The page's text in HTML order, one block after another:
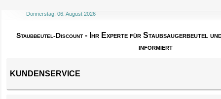
Donnerstag, 06. August 2026
Staubbeutel-Discount - Ihr Experte für Staubsaugerbeutel
informiert
KUNDENSERVICE